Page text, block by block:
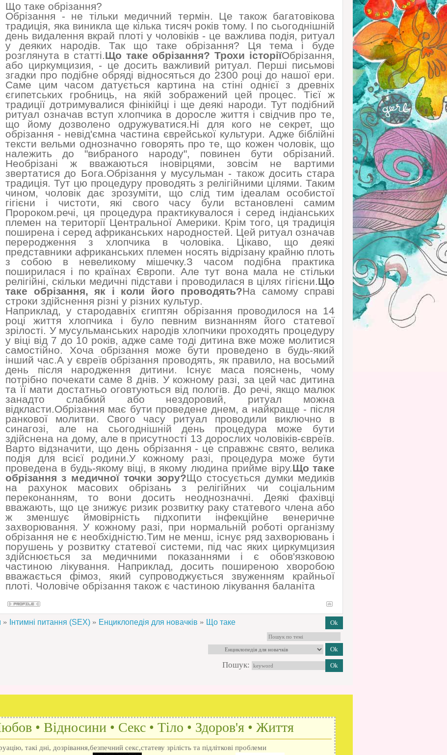
Що таке обрізання?
Обрізання - не тільки медичний термін. Це також багатовікова
традиція, яка виникла ще кілька тисяч років тому. І по сьогоднішній
день видалення вкрай плоті у чоловіків - це важлива подія, ритуал
у деяких народів. Так що таке обрізання? Ця тема і буде
розглянута в статті.Що таке обрізання? Трохи історіїОбрізання,
або циркумцизия, - це досить важливий ритуал. Перші письмові
згадки про подібне обряді відносяться до 2300 році до нашої ери.
Саме цим часом датується картина на стіні однієї з древніх
єгипетських гробниць, на якій зображений цей процес. Тієї ж
традиції дотримувалися фінікійці і ще деякі народи. Тут подібний
ритуал означав вступ хлопчика в доросле життя і свідчив про те,
що йому дозволено одружуватися.Ні для кого не секрет, що
обрізання - невід'ємна частина єврейської культури. Адже біблійні
тексти вельми однозначно говорять про те, що кожен чоловік, що
належить до "вибраного народу", повинен бути обрізаний.
Необрізані ж вважаються іновірцями, зовсім не вартими
звертатися до Бога.Обрізання у мусульман - також досить стара
традиція. Тут цю процедуру проводять з релігійними цілями. Таким
чином, чоловік дає зрозуміти, що слід тим ідеалам особистої
гігієни і чистоти, які свого часу були встановлені самим
Пророком.речі, ця процедура практикувалося і серед індіанських
племен на території Центральної Америки. Крім того, ця традиція
поширена і серед африканських народностей. Цей ритуал означав
переродження з хлопчика в чоловіка. Цікаво, що деякі
представники африканських племен носять відрізану крайню плоть
з собою в невеликому мішечку.З часом подібна практика
поширилася і по країнах Європи. Але тут вона мала не стільки
релігійні, скільки медичні підстави і проводилася в цілях гігієни.Що
таке обрізання, як і коли його проводять?На самому справі
строки здійснення різні у різних культур.
Наприклад, у стародавніх єгиптян обрізання проводилося на 14
році життя хлопчика і було певним визнанням його статевої
зрілості. У мусульманських народів хлопчики проходять процедуру
у віці від 7 до 10 років, адже саме тоді дитина вже може молитися
самостійно. Хоча обрізання може бути проведено в будь-який
інший час.А у євреїв обрізання проводять, як правило, на восьмий
день після народження дитини. Існує маса пояснень, чому
потрібно почекати саме 8 днів. У кожному разі, за цей час дитина
та її мати достатньо оговтуються від пологів. До речі, якщо малюк
занадто слабкий або нездоровий, ритуал можна
відкласти.Обрізання має бути проведене днем, а найкраще - після
ранкової молитви. Свого часу ритуал проводили виключно в
синагозі, але на сьогоднішній день процедура може бути
здійснена на дому, але в присутності 13 дорослих чоловіків-євреїв.
Варто відзначити, що день обрізання - це справжнє свято, велика
подія для всієї родини.У кожному разі, процедура може бути
проведена в будь-якому віці, в якому людина прийме віру.Що таке
обрізання з медичної точки зору?Що стосується думки медиків
на рахунок масових обрізань з релігійних чи соціальним
переконанням, то вони досить неоднозначні. Деякі фахівці
вважають, що це знижує ризик розвитку раку статевого члена або
ж зменшує ймовірність підхопити інфекційне венеричне
захворювання. У кожному разі, при нормальній роботі організму
обрізання не є необхідністю.Тим не менш, існує ряд захворювань і
порушень у розвитку статевої системи, під час яких циркумцизия
здійснюється за медичними показаннями і є обов'язковою
частиною лікування. Наприклад, досить поширеною хворобою
вважається фімоз, який супроводжується звуженням крайньої
плоті. Чоловіче обрізання також є частиною лікування баланіта
» Інтимні питання (SEX) » Енциклопедія для новачків » Що таке
Пошук:
• Відносини • Секс • Тіло • Здоров'я • Життя
такі дні, дозрівання,безпечний секс,статеву зрілість та підліткові проблеми